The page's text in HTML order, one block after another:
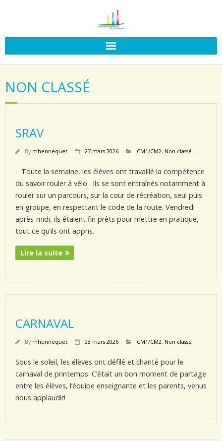
NON CLASSÉ
SRAV
By mhennequet 27 mars 2026 CM1/CM2, Non classé
Toute la semaine, les élèves ont travaillé la compétence
du savoir rouler à vélo. Ils se sont entraînés notamment à
rouler sur un parcours, sur la cour de récréation, seul puis
en groupe, en respectant le code de la route. Vendredi
après-midi, ils étaient fin prêts pour mettre en pratique,
tout ce qu’ils ont appris.
Lire la suite
CARNAVAL
By mhennequet 23 mars 2026 CM1/CM2, Non classé
Sous le soleil, les élèves ont défilé et chanté pour le
carnaval de printemps. C’était un bon moment de partage
entre les élèves, l’équipe enseignante et les parents, venus
nous applaudir!